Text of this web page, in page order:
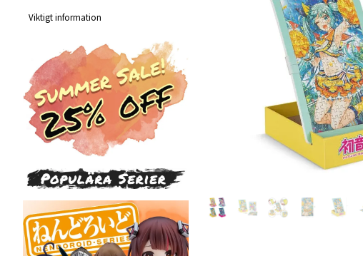
Viktigt information